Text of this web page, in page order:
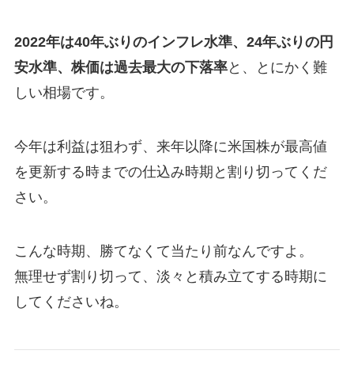
2022年は40年ぶりのインフレ水準、24年ぶりの円
安水準、株価は過去最大の下落率と、とにかく難
しい相場です。
今年は利益は狙わず、来年以降に米国株が最高値
を更新する時までの仕込み時期と割り切ってくだ
さい。
こんな時期、勝てなくて当たり前なんですよ。
無理せず割り切って、淡々と積み立てする時期に
してくださいね。